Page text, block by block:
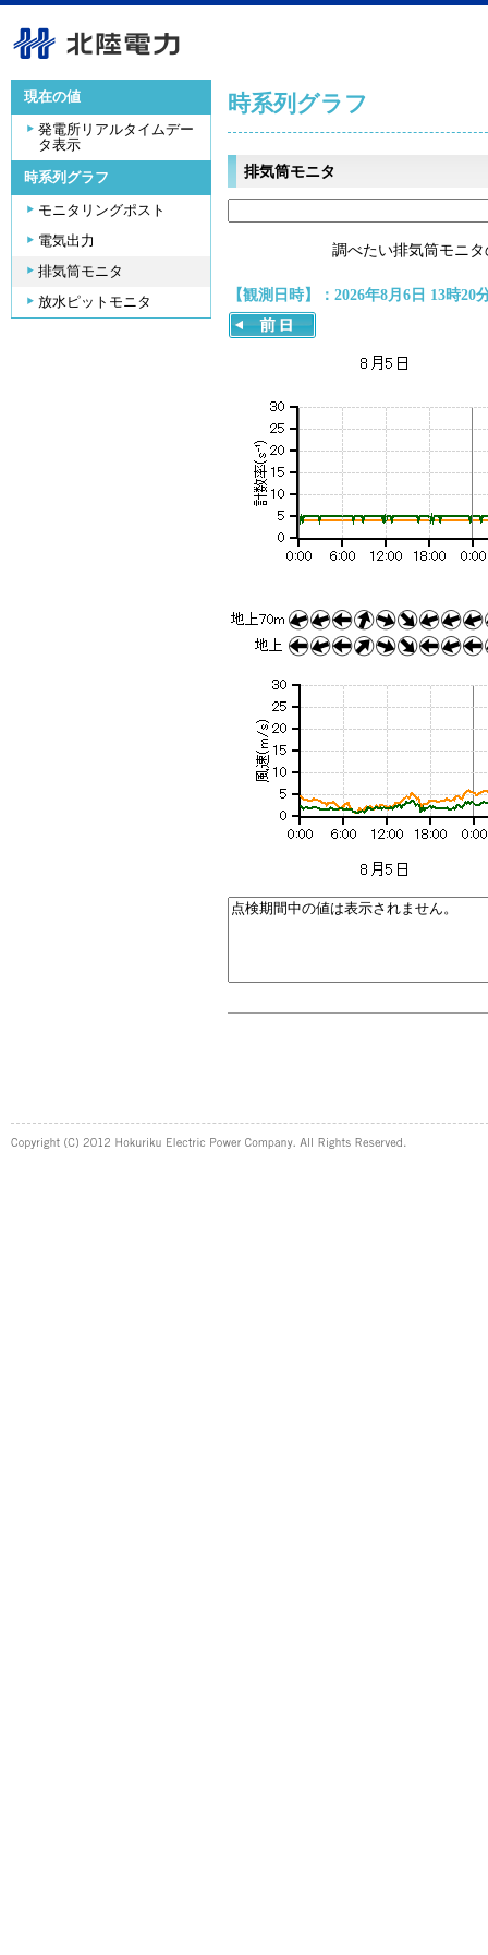
現在の値
発電所リアルタイムデー
タ表示
時系列グラフ
モニタリングポスト
電気出力
排気筒モニタ
放水ピットモニタ
時系列グラフ
排気筒モニタ
調べたい排気筒モニ
【観測日時】：2026年8月6日 13時20